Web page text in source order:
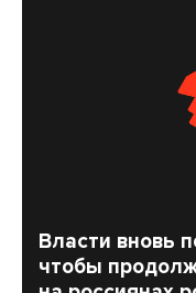
Власти вновь
чтобы